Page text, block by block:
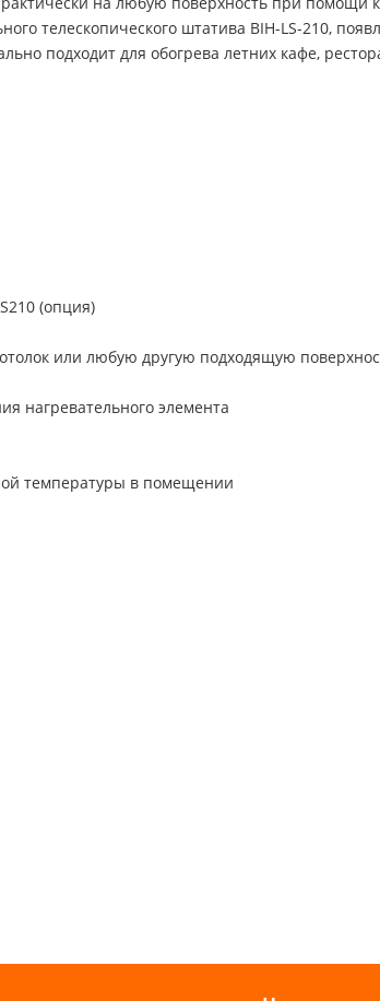
телескопического штатива BIH-LS-210,
подходит для обогрева летних кафе,
(опция)
или любую другую подходящую
нагревательного элемента
температуры в помещении